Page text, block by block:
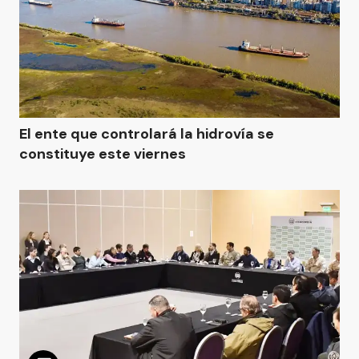
El ente que controlará la hidrovía se
constituye este viernes